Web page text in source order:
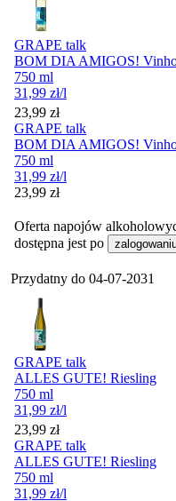
GRAPE talk
BOM DIA AMIGOS!
750 ml
31,99 zł/l
Cena
23,99 zł
GRAPE talk
BOM DIA AMIGOS!
750 ml
31,99 zł/l
Cena
23,99 zł
Oferta napojów
dostępna jest po
Przydatny do 04-07-2031
GRAPE talk
ALLES GUTE! Riesling
750 ml
31,99 zł/l
Cena
23,99 zł
GRAPE talk
ALLES GUTE! Riesling
750 ml
31,99 zł/l